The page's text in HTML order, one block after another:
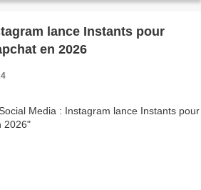
lance Instants pour
en 2026